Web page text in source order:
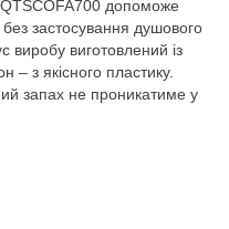
допоможе
застосування душового
виробу виготовлений із
– з якісного пластику.
запах не проникатиме у